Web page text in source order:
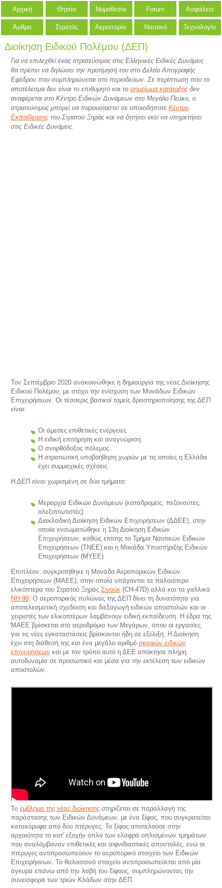
Αρχική Θητεία Νομοθεσία Forum Ασφάλεια
Άρθρα Στρατός Αεροπορία Ναυτικό Τεχνολογία
Διοίκηση Ειδικού Πολέμου (ΔΕΠ)
Για να επιλεχθεί ένας στρατεύσιμος στις Ελληνικές Ειδικές Δυνάμεις
θα πρέπει να δηλώσει την προτίμησή του στο Δελτίο Απογραφής
Εφέδρου που συμπληρώνεται στο περιοδεύων. Σε περίπτωση που το
αποτέλεσμα δεν είναι το επιθυμητό και το σημείωμα κατάταξηςδεν
αναφέρεται στο Κέντρο Ειδικών Δυνάμεων στο Μεγάλο Πεύκο, ο
στρατεύσιμος μπορεί να παρουσιαστεί σε οποιοδήποτε Κέντρο
Εκπαίδευσηςτου Στρατού Ξηράς και να ζητήσει εκεί να υπηρετήσει
στις Ειδικές Δυνάμεις.
Τον Σεπτέμβριο 2020 ανακοινώθηκε η δημιουργία της νέας Διοίκησης
Ειδικού Πολέμου, με στόχο την ενίσχυση των Μονάδων Ειδικών
Επιχειρήσεων. Οι τέσσερις βασικοί τομείς δραστηριοποίησης της ΔΕΠ
είναι:
Οι άμεσες επιθετικές ενέργειες
Η ειδική επιτήρηση και αναγνώριση
Ο ανορθόδοξος πόλεμος
Η στρατιωτική υποβοήθηση χωρών με τις οποίες η Ελλάδα
έχει συμμαχικές σχέσεις
Η ΔΕΠ είναι χωρισμένη σε δύο τμήματα:
Μεραρχία Ειδικών Δυνάμεων (καταδρομείς, πεζοναύτες,
αλεξιπτωτιστές)
Διακλαδική Διοίκηση Ειδικών Επιχειρήσεων (ΔΔΕΕ), στην
οποία ενσωματώθηκε η 13η Διοίκηση Ειδικών
Επιχειρήσεων, καθώς επίσης το Τμήμα Ναυτικών Ειδικών
Επιχειρήσεων (ΤΝΕΕ) και η Μονάδα Υποστήριξης Ειδικών
Επιχειρήσεων (ΜΥΕΕ)
Επιπλέον, συγκροτήθηκε η Μονάδα Αεροπορικών Ειδικών
Επιχειρήσεων (ΜΑΕΕ), στην οποία υπάγονται τα παλαιότερα
ελικόπτερα του Στρατού Ξηράς Σινούκ(CH-47D) αλλά και τα γαλλικά
NH-90. Ο αεροπορικός πυλώνας της ΔΕΠ δίνει τη δυνατότητα για
αποτελεσματική σχεδίαση και διεξαγωγή ειδικών αποστολών και οι
χειριστές των ελικοπτέρων λαμβάνουν ειδική εκπαίδευση. Η έδρα της
ΜΑΕΕ βρίσκεται στο αεροδρόμιο των Μεγάρων, όπου οι εργασίες
για τις νέες εγκαταστάσεις βρίσκονται ήδη σε εξέλιξη. Η Διοίκηση
έχει στη διάθεσή της και ένα μεγάλο αριθμό σκαφών ειδικών
επιχειρήσεων και με τον τρόπο αυτό η ΔΕΕ απόκτησε πλήρη
αυτοδυναμία σε προσωπικό και μέσα για την εκτέλεση των ειδικών
αποστολών.
Το έμβλημα της νέας διοίκησηςστηρίζεται σε παραλλαγή της
παράστασης των Ειδικών Δυνάμεων, με ένα ξίφος, που συγκρατείται
κατακόρυφα από δύο πτέρυγες. Το ξίφος αποτελούσε στην
αρχαιότητα το κατ' εξοχήν όπλο των ελαφρά οπλισμένων τμημάτων
που αναλάμβαναν επιθετικές και αιφνιδιαστικές αποστολές, ενώ οι
πτέρυγες αντιπροσωπεύουν το αεροπορικό στοιχείο των Ειδικών
Επιχειρήσεων. Το θαλασσινό στοιχείο αντιπροσωπεύεται από μία
άγκυρα επάνω από την λαβή του ξίφους, συμπληρώνοντας την
συνεισφορά των τριών Κλάδων στην ΔΕΠ.